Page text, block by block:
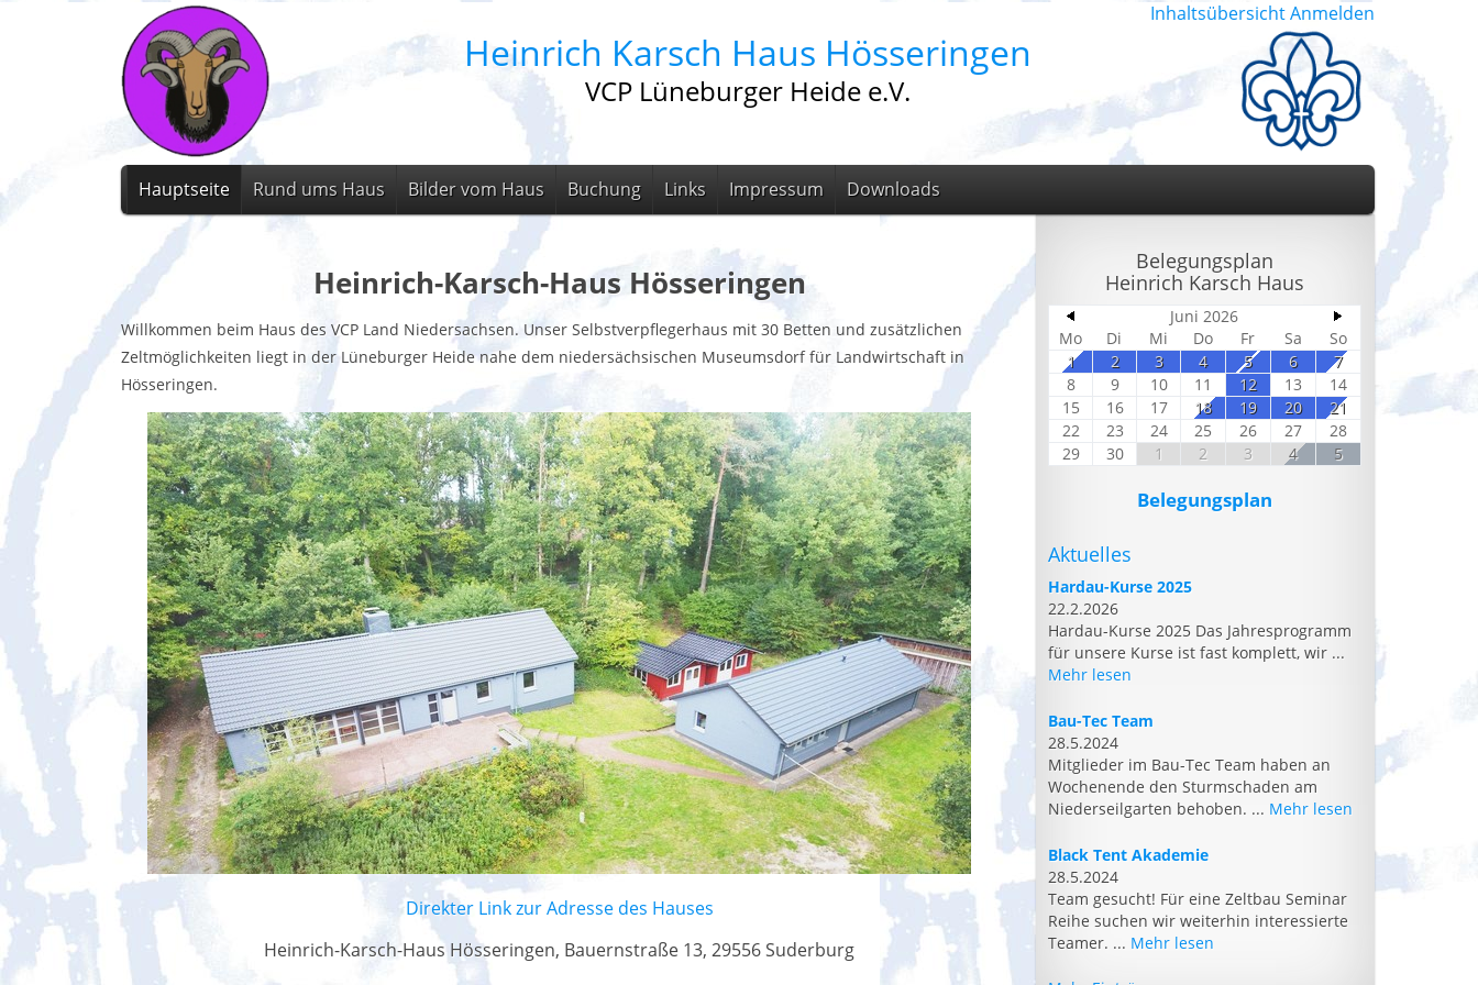
Inhaltsübersicht Anmelden
Heinrich Karsch Haus Hösseringen
VCP Lüneburger Heide e.V.
Hauptseite Rund ums Haus Bilder vom Haus Buchung Links Impressum Downloads
Heinrich-Karsch-Haus Hösseringen
Willkommen beim Haus des VCP Land Niedersachsen. Unser Selbstverpflegerhaus mit 30 Betten und zusätzlichen
Zeltmöglichkeiten liegt in der Lüneburger Heide nahe dem niedersächsischen Museumsdorf für Landwirtschaft in
Hösseringen.
Direkter Link zur Adresse des Hauses
Heinrich-Karsch-Haus Hösseringen, Bauernstraße 13, 29556 Suderburg
Belegungsplan
Heinrich Karsch Haus
Juni 2026
Mo
Di Mi Do Fr Sa
So
1
2 3 4 5 6
7
8
9 10 11 12 13
14
15
16 17 18 19 20
21
22
23 24 25 26 27
28
29
30 1 2 3 4 5
Belegungsplan
Aktuelles
Hardau-Kurse 2025
22.2.2026
Hardau-Kurse 2025 Das Jahresprogramm
für unsere Kurse ist fast komplett, wir ...
Mehr lesen
Bau-Tec Team
28.5.2024
Mitglieder im Bau-Tec Team haben an
Wochenende den Sturmschaden am
Niederseilgarten behoben. ... Mehr lesen
Black Tent Akademie
28.5.2024
Team gesucht! Für eine Zeltbau Seminar
Reihe suchen wir weiterhin interessierte
Teamer. ... Mehr lesen